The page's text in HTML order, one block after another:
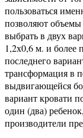
пользоваться
позволяют
выбрать в двух
1,2х0,6 м. и более
последнего
трансформация в
выдвигающейся
вариант кровати
один (два)
производители